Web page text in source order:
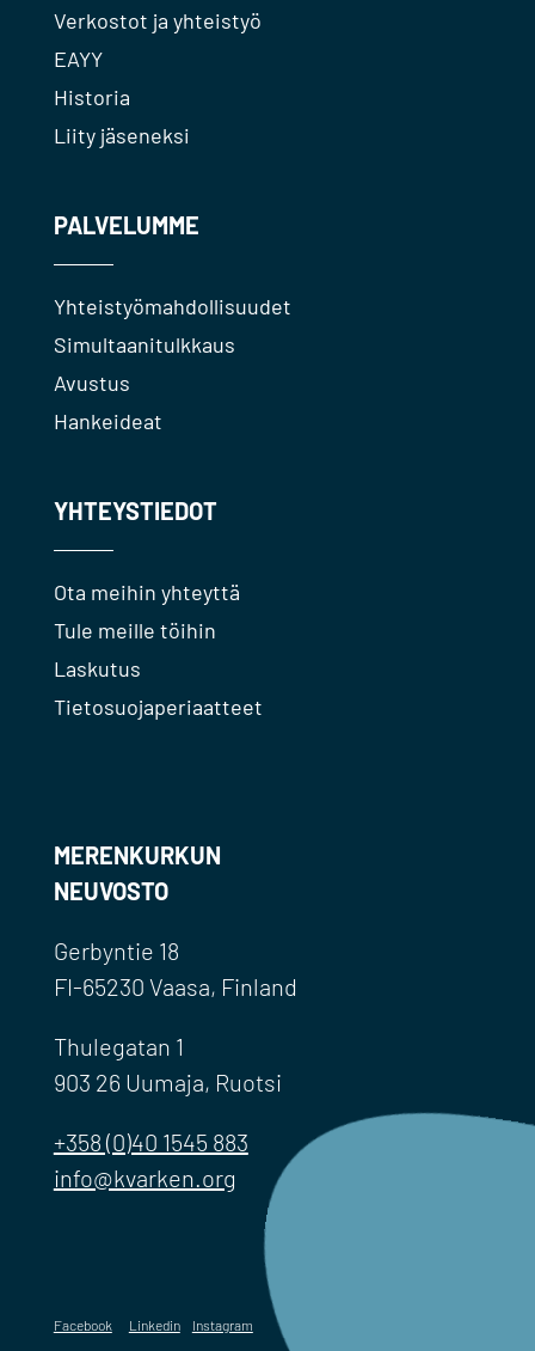
Verkostot ja yhteistyö
EAYY
Historia
Liity jäseneksi
PALVELUMME
Yhteistyömahdollisuudet
Simultaanitulkkaus
Avustus
Hankeideat
YHTEYSTIEDOT
Ota meihin yhteyttä
Tule meille töihin
Laskutus
Tietosuojaperiaatteet
MERENKURKUN
NEUVOSTO
Gerbyntie 18
FI-65230 Vaasa, Finland
Thulegatan 1
903 26 Uumaja, Ruotsi
+358 (0)40 1545 883
info@kvarken.org
Facebook Linkedin Instagram